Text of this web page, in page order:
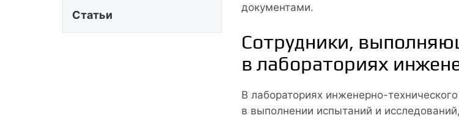
Статьи
документами.
Сотрудники,
в лабораториях
В лабораториях инженерно-
в выполнении испытаний и